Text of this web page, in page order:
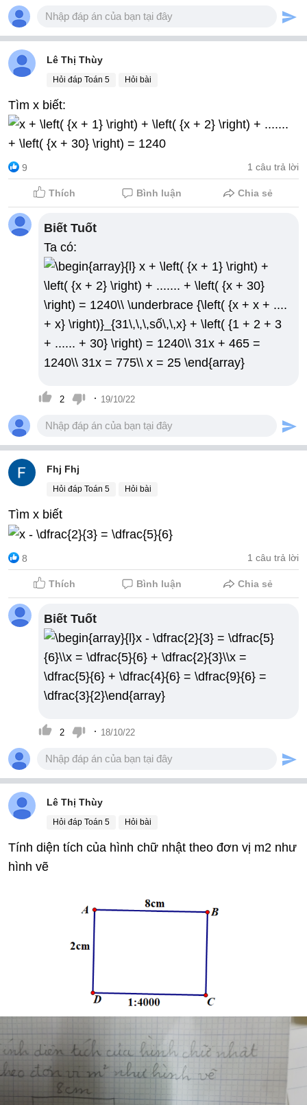
Lê Thị Thùy
Hỏi đáp Toán 5 Hỏi bài
Tìm x biết:
9 1 câu trả lời
Thích Bình luận Chia sẻ
Biết Tuốt
Ta có:
2 · 19/10/22
Fhj Fhj
Hỏi đáp Toán 5 Hỏi bài
Tìm x biết
8 1 câu trả lời
Thích Bình luận Chia sẻ
Biết Tuốt
2 · 18/10/22
Lê Thị Thùy
Hỏi đáp Toán 5 Hỏi bài
Tính diện tích của hình chữ nhật theo đơn vị m2 như
hình vẽ